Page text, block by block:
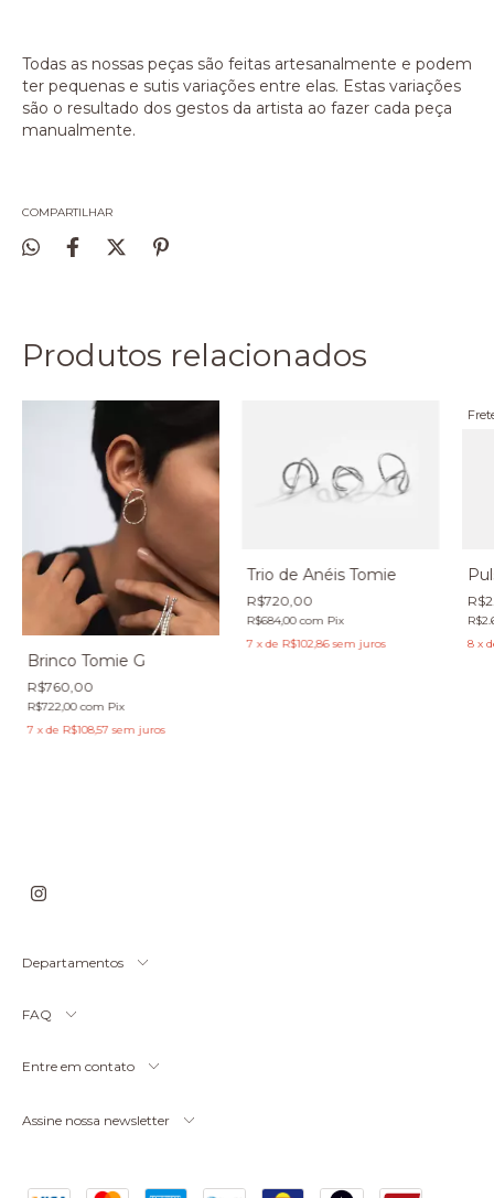
Todas as nossas peças são feitas artesanalmente e podem
ter pequenas e sutis variações entre elas. Estas variações
são o resultado dos gestos da artista ao fazer cada peça
manualmente.
COMPARTILHAR
Produtos relacionados
Brinco Tomie G
R$760,00
R$722,00com Pix
7 xde R$108,57 sem juros
Trio de Anéis Tomie
R$720,00
R$684,00com Pix
7 xdeR$102,86 sem juros
8 x
Departamentos
FAQ
Entre em contato
Assine nossa newsletter